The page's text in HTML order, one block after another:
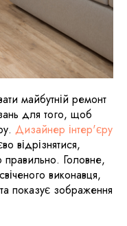
майбутній ремонт
для того, щоб
Дизайнер інтер'єру
відрізнятися,
правильно. Головне,
виконавця,
показує зображення